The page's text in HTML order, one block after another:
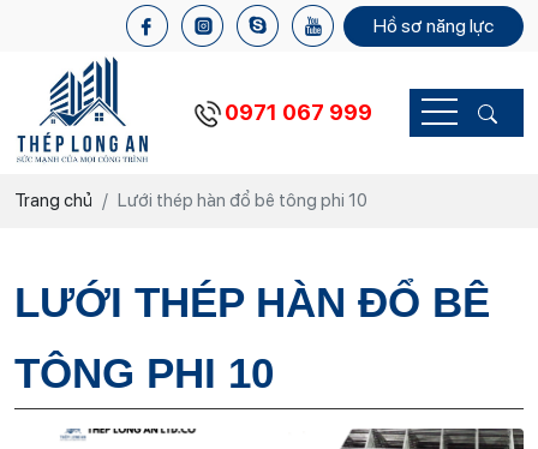
Hồ sơ năng lực
0971 067 999
Trang chủ Lưới thép hàn đổ bê tông phi 10
LƯỚI THÉP HÀN ĐỔ BÊ
TÔNG PHI 10